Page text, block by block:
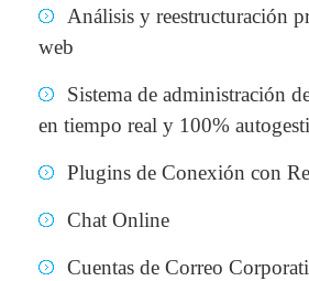
Análisis y reestructuración
web
Sistema de administración
en tiempo real y 100%
Plugins de Conexión con
Chat Online
Cuentas de Correo